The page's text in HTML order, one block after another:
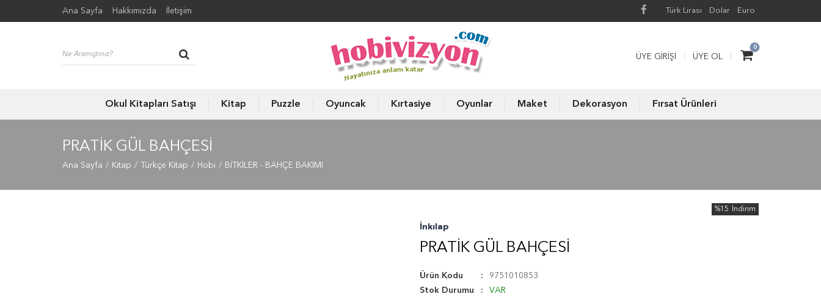
Ana Sayfa Hakkımızda İletişim Türk Lirası Dolar Euro
0
ÜYE GIRIŞI ÜYE OL
Okul Kitapları Satışı Kitap Puzzle Oyuncak Kırtasiye Oyunlar Maket Dekorasyon Fırsat Ürünleri
PRATIK GÜL BAHÇESI
Ana Sayfa Kitap Türkçe Kitap Hobi BİTKİLER - BAHÇE BAKIMI
İnkılap
PRATIK GÜL BAHÇESI
Ürün Kodu
9751010853
Stok Durumu
VAR
%15 İndirim